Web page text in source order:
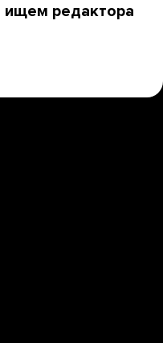
редактора